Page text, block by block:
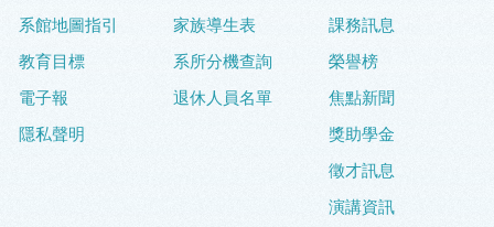
系館地圖指引
教育目標
電子報
隱私聲明
家族導生表
系所分機查詢
退休人員名單
課務訊息
榮譽榜
焦點新聞
獎助學金
徵才訊息
演講資訊